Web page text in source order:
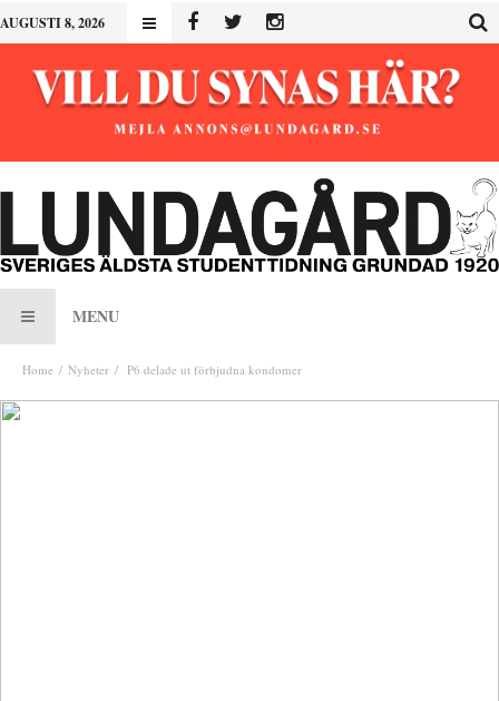
AUGUSTI 8, 2026
MENU
Home Nyheter P6 delade ut förbjudna kondomer